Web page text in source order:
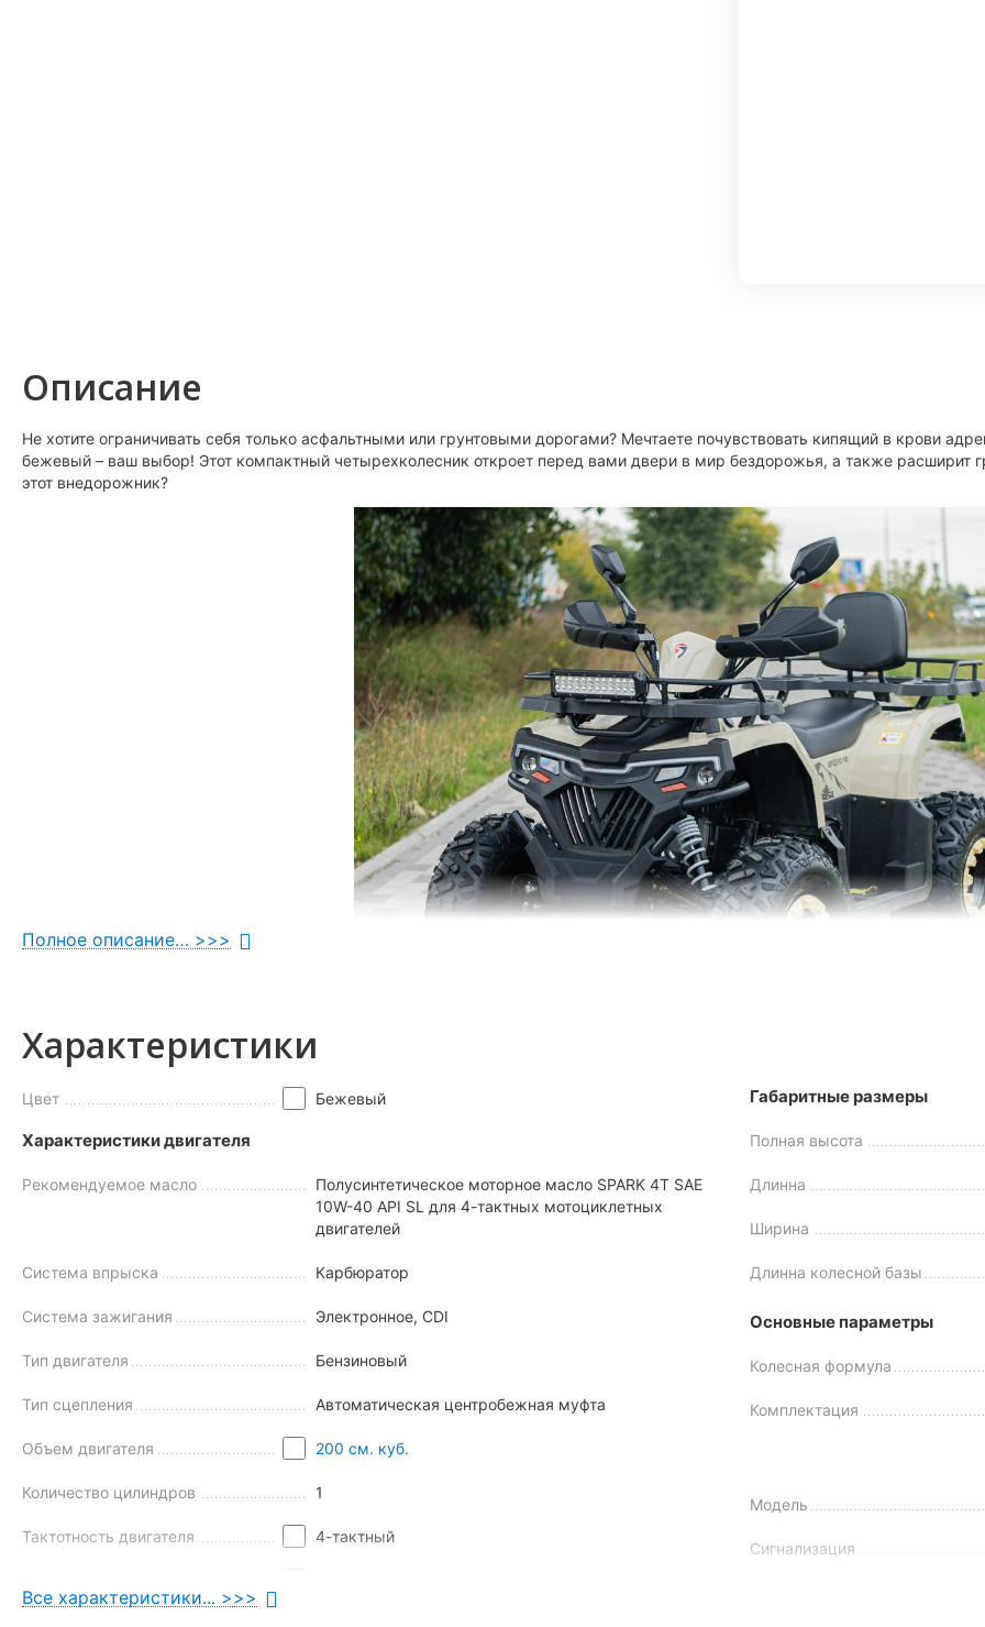
Описание
Не хотите ограничивать себя только асфальтными или грунтовыми дорогами? Мечтаете почувствовать кипящий в крови
бежевый – ваш выбор! Этот компактный четырехколесник откроет перед вами двери в мир бездорожья, а также расширит
этот внедорожник?
тяговый двигатель ZHANLU 180, внутри которого скрываются целых 10 «лошадок». Такой мотор позволяет внедорожнику
заезжать на крутые подъемы и разгоняться до 60 км/ч. К слову, в двигателе реализован балансировочный вал, который
Полное описание… >>>
Характеристики
Цвет Бежевый
Характеристики двигателя
Рекомендуемое масло
Полусинтетическое моторное масло SPARK 4Т SAE
10W-40 API SL для 4-тактных мотоциклетных
двигателей
Система впрыска Карбюратор
Система зажигания Электронное, CDI
Тип двигателя Бензиновый
Тип сцепления Автоматическая центробежная муфта
Объем двигателя 200 см. куб.
Количество цилиндров 1
Тактотность двигателя 4-тактный
Габаритные размеры
Полная высота
Длинна
Ширина
Длинна колесной базы
Основные параметры
Колесная формула
Комплектация
Модель
Сигнализация
Все характеристики... >>>